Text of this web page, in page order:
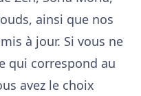
ainsi que nos
à jour. Si vous ne
qui correspond au
avez le choix